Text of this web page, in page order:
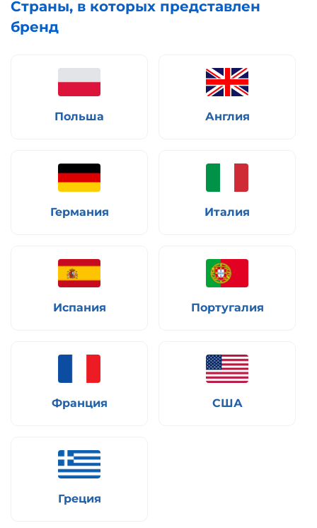
Страны, в которых представлен
бренд
Польша Англия
Германия Италия
Испания Португалия
Франция США
Греция